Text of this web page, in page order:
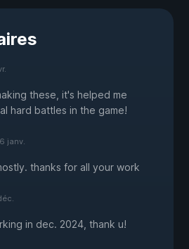
these, it's helped me
hard battles in the game!
6 janv.
thanks for all your work
in dec. 2024, thank u!